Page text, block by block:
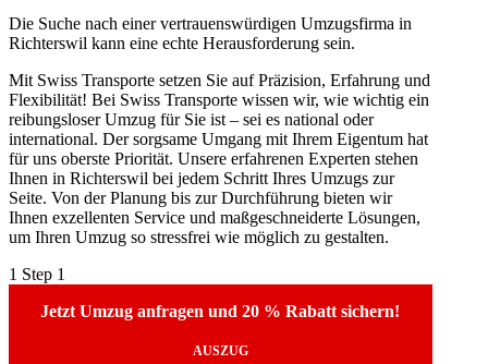
Die Suche nach einer vertrauenswürdigen Umzugsfirma in
Richterswil kann eine echte Herausforderung sein.
Mit Swiss Transporte setzen Sie auf Präzision, Erfahrung und
Flexibilität! Bei Swiss Transporte wissen wir, wie wichtig ein
reibungsloser Umzug für Sie ist – sei es national oder
international. Der sorgsame Umgang mit Ihrem Eigentum hat
für uns oberste Priorität. Unsere erfahrenen Experten stehen
Ihnen in Richterswil bei jedem Schritt Ihres Umzugs zur
Seite. Von der Planung bis zur Durchführung bieten wir
Ihnen exzellenten Service und maßgeschneiderte Lösungen,
um Ihren Umzug so stressfrei wie möglich zu gestalten.
1 Step 1
Jetzt Umzug anfragen und 20 % Rabatt sichern!
AUSZUG